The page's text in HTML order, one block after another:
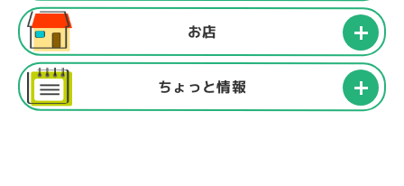
お店
ちょっと情報